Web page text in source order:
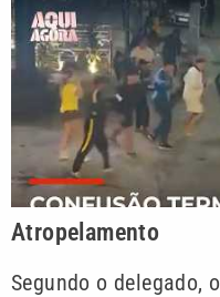
Atropelamento
Segundo o delegado, o